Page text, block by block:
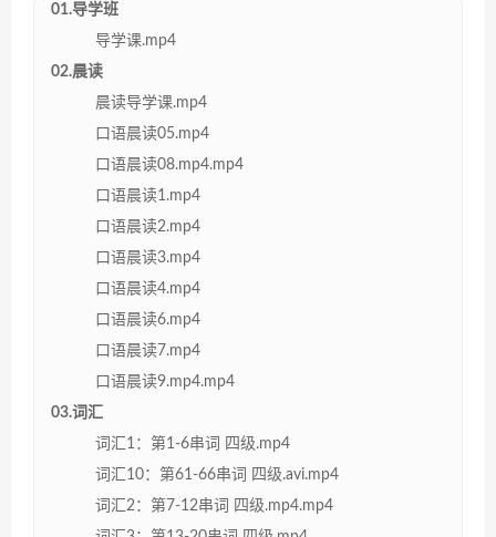
01.导学班
导学课.mp4
02.晨读
晨读导学课.mp4
口语晨读05.mp4
口语晨读08.mp4.mp4
口语晨读1.mp4
口语晨读2.mp4
口语晨读3.mp4
口语晨读4.mp4
口语晨读6.mp4
口语晨读7.mp4
口语晨读9.mp4.mp4
03.词汇
词汇1：第1-6串词 四级.mp4
词汇10：第61-66串词 四级.avi.mp4
词汇2：第7-12串词 四级.mp4.mp4